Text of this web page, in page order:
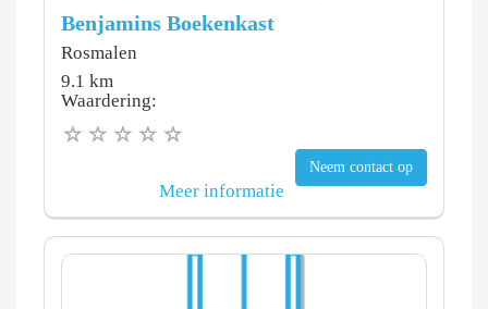
Benjamins Boekenkast
Rosmalen
9.1 km
Waardering:
Neem contact op
Meer informatie